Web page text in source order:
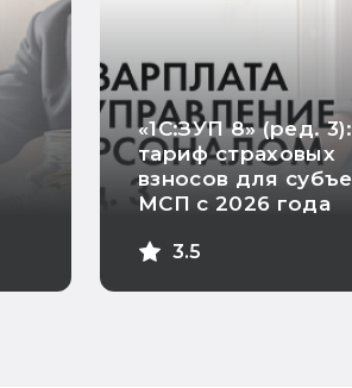
«1С:ЗУП 8» (ред. 3):
тариф страховых
взносов для
МСП с 2026 года
3.5